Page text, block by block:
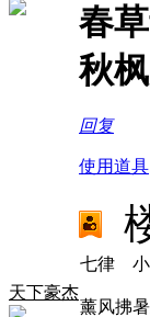
春
秋
回复
使用道具
天下豪杰
七律
薰风拂